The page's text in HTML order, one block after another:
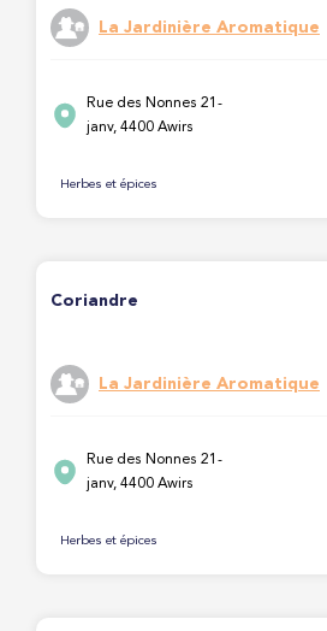
La Jardinière Aromatique
Rue des Nonnes 21-
janv, 4400 Awirs
Herbes et épices
Coriandre
La Jardinière Aromatique
Rue des Nonnes 21-
janv, 4400 Awirs
Herbes et épices